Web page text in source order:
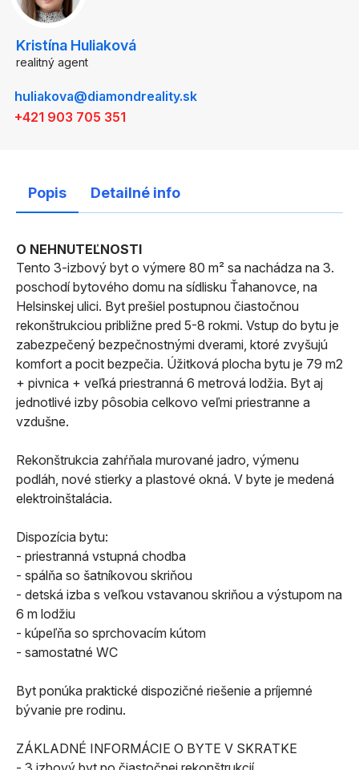
Kristína Huliaková
realitný agent
huliakova@diamondreality.sk
+421 903 705 351
Popis Detailné info
O NEHNUTEĽNOSTI
Tento 3-izbový byt o výmere 80 m² sa nachádza na 3.
poschodí bytového domu na sídlisku Ťahanovce, na
Helsinskej ulici. Byt prešiel postupnou čiastočnou
rekonštrukciou približne pred 5-8 rokmi. Vstup do bytu je
zabezpečený bezpečnostnými dverami, ktoré zvyšujú
komfort a pocit bezpečia. Úžitková plocha bytu je 79 m2
+ pivnica + veľká priestranná 6 metrová lodžia. Byt aj
jednotlivé izby pôsobia celkovo veľmi priestranne a
vzdušne.
Rekonštrukcia zahŕňala murované jadro, výmenu
podláh, nové stierky a plastové okná. V byte je medená
elektroinštalácia.
Dispozícia bytu:
- priestranná vstupná chodba
- spálňa so šatníkovou skriňou
- detská izba s veľkou vstavanou skriňou a výstupom na
6 m lodžiu
- kúpeľňa so sprchovacím kútom
- samostatné WC
Byt ponúka praktické dispozičné riešenie a príjemné
bývanie pre rodinu.
ZÁKLADNÉ INFORMÁCIE O BYTE V SKRATKE